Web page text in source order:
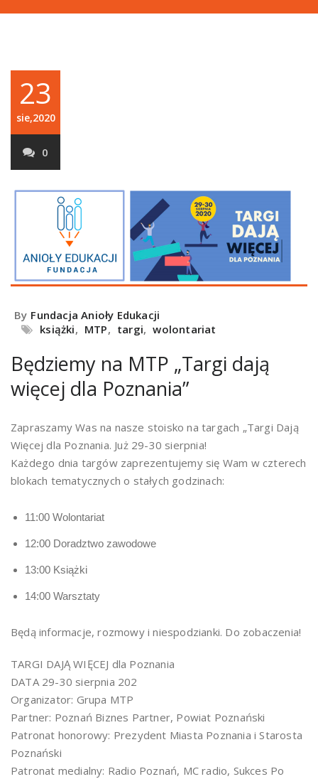
23
sie,2020
0
By Fundacja Anioły Edukacji
książki, MTP, targi, wolontariat
Będziemy na MTP „Targi dają
więcej dla Poznania”
Zapraszamy Was na nasze stoisko na targach „Targi Dają
Więcej dla Poznania. Już 29-30 sierpnia!
Każdego dnia targów zaprezentujemy się Wam w czterech
blokach tematycznych o stałych godzinach:
11:00 Wolontariat
12:00 Doradztwo zawodowe
13:00 Książki
14:00 Warsztaty
Będą informacje, rozmowy i niespodzianki. Do zobaczenia!
TARGI DAJĄ WIĘCEJ dla Poznania
DATA 29-30 sierpnia 202
Organizator: Grupa MTP
Partner: Poznań Biznes Partner, Powiat Poznański
Patronat honorowy: Prezydent Miasta Poznania i Starosta
Poznański
Patronat medialny: Radio Poznań, MC radio, Sukces Po